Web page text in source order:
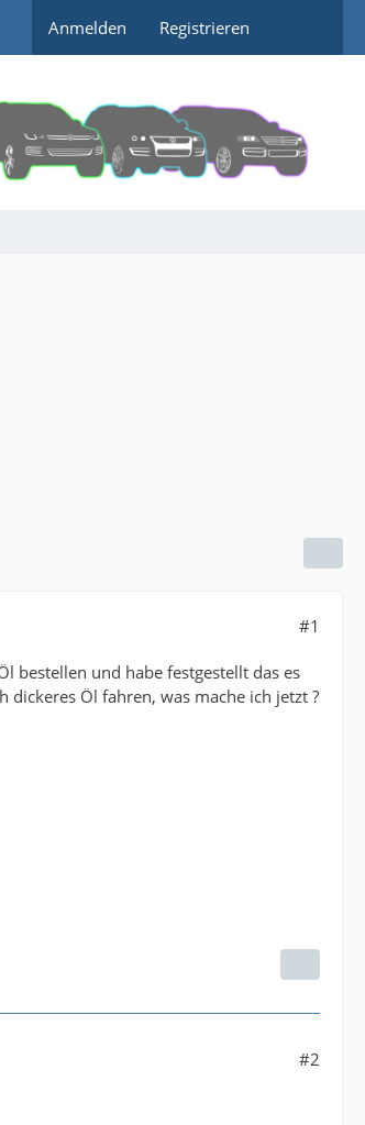
Anmelden Registrieren
#1
bestellen und habe festgestellt das es
Öl fahren, was mache ich jetzt ?
#2